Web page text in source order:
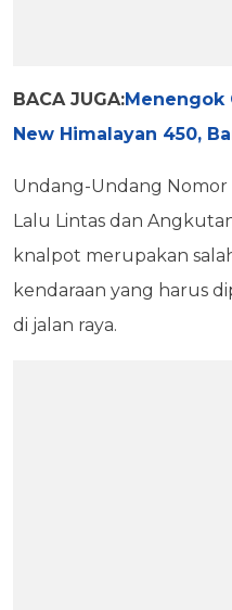
BACA JUGA:Menengok
New Himalayan 450,
Undang-Undang
Lalu Lintas dan
knalpot merupakan
kendaraan yang harus
di jalan raya.